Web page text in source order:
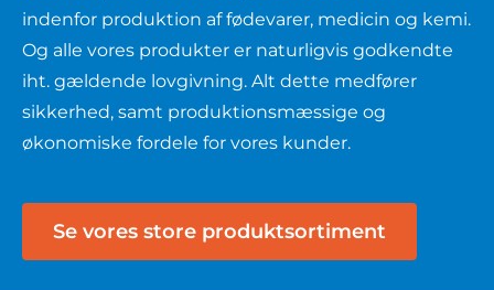
indenfor produktion af fødevarer, medicin og kemi.
Og alle vores produkter er naturligvis godkendte
iht. gældende lovgivning. Alt dette medfører
sikkerhed, samt produktionsmæssige og
økonomiske fordele for vores kunder.
Se vores store produktsortiment